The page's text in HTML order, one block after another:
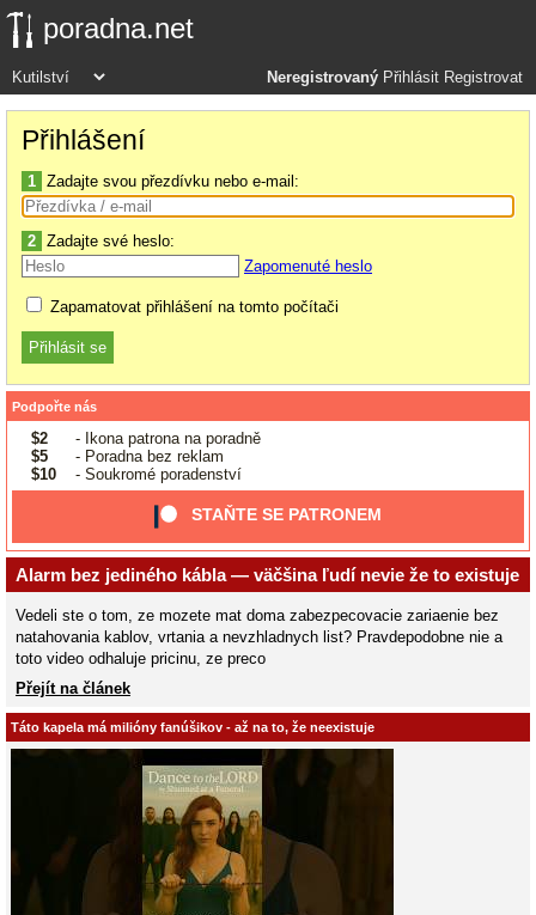
poradna.net
Neregistrovaný Přihlásit Registrovat
Přihlášení
1 Zadajte svou přezdívku nebo e-mail:
2 Zadajte své heslo:
Zapomenuté heslo
Zapamatovat přihlášení na tomto počítači
Podpořte nás
$2
- Ikona patrona na poradně
$5
- Poradna bez reklam
$10
- Soukromé poradenství
STAŇTE SE PATRONEM
Alarm bez jediného kábla — väčšina ľudí nevie že to existuje
Vedeli ste o tom, ze mozete mat doma zabezpecovacie zariaenie bez
natahovania kablov, vrtania a nevzhladnych list? Pravdepodobne nie a
toto video odhaluje pricinu, ze preco
Přejít na článek
Táto kapela má milióny fanúšikov - až na to, že neexistuje